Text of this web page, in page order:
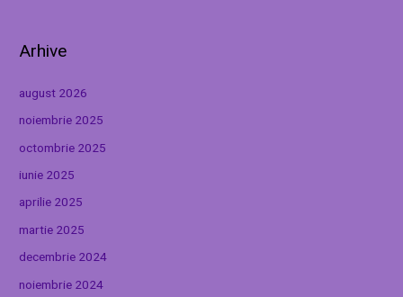
Arhive
august 2026
noiembrie 2025
octombrie 2025
iunie 2025
aprilie 2025
martie 2025
decembrie 2024
noiembrie 2024